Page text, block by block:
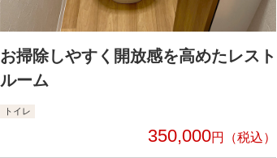
お掃除しやすく開放感を高めたレスト
ルーム
トイレ
350,000円